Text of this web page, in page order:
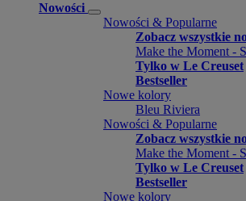
Nowości
Nowości & Popularne
Zobacz wszystkie
Make the Moment -
Tylko w Le Creuset
Bestseller
Nowe kolory
Bleu Riviera
Nowości & Popularne
Zobacz wszystkie
Make the Moment -
Tylko w Le Creuset
Bestseller
Nowe kolory